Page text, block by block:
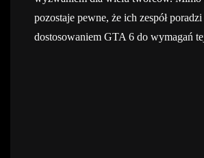
pozostaje pewne, że ich zespół
dostosowaniem GTA 6 do wymagań